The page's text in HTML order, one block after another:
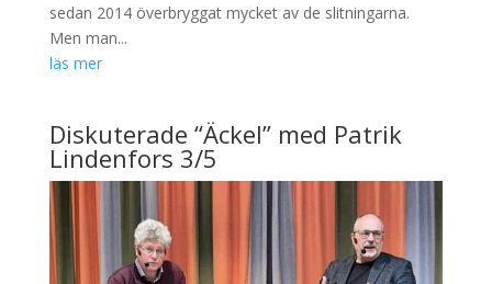
sedan 2014 överbryggat mycket av de slitningarna.
Men man...
läs mer
Diskuterade “Äckel” med Patrik
Lindenfors 3/5